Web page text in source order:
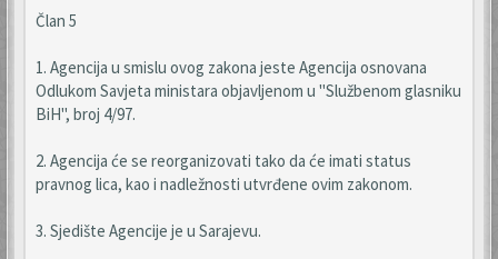
Član 5
1. Agencija u smislu ovog zakona jeste Agencija osnovana
Odlukom Savjeta ministara objavljenom u "Službenom glasniku
BiH", broj 4/97.
2. Agencija će se reorganizovati tako da će imati status
pravnog lica, kao i nadležnosti utvrđene ovim zakonom.
3. Sjedište Agencije je u Sarajevu.